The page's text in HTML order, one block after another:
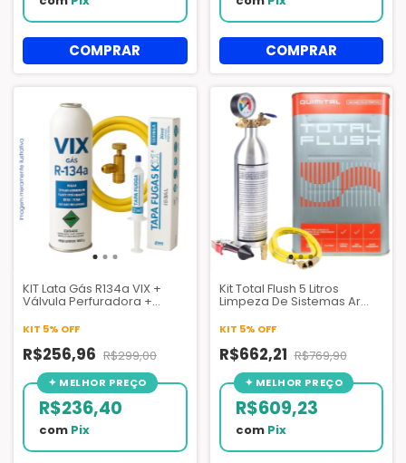
KIT Lata Gás R134a VIX +
Válvula Perfuradora +
Fugas K11 com Conector
KIT 5% OFF
R$256,96 R$299,00
R$236,40
com Pix
Kit Total Flush 5 Litros
Limpeza De Sistemas Ar
Condicionado + Garrafa
Injetora 141b
KIT 5% OFF
R$662,21 R$769,90
R$609,23
com Pix